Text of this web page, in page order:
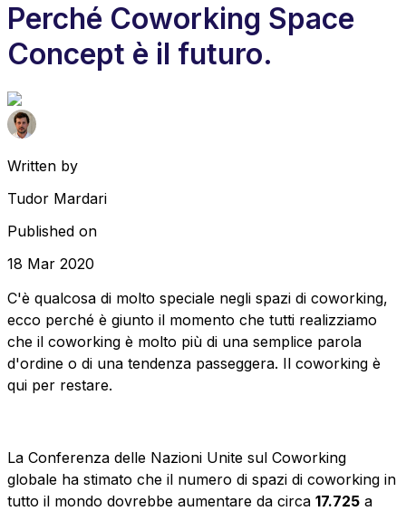
Perché Coworking Space
Concept è il futuro.
Written by
Tudor Mardari
Published on
18 Mar 2020
C'è qualcosa di molto speciale negli spazi di coworking,
ecco perché è giunto il momento che tutti realizziamo
che il coworking è molto più di una semplice parola
d'ordine o di una tendenza passeggera. Il coworking è
qui per restare.
La Conferenza delle Nazioni Unite sul Coworking
globale ha stimato che il numero di spazi di coworking in
tutto il mondo dovrebbe aumentare da circa 17.725 a